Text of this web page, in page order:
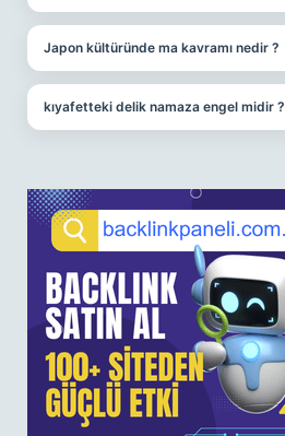
Japon kültüründe ma kavramı nedir ?
kıyafetteki delik namaza engel midir ?